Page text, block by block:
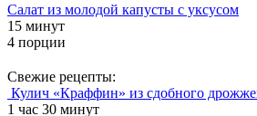
Салат из молодой капусты с уксусом
15 минут
4 порции
Свежие рецепты:
Кулич «Краффин» из сдобного
1 час 30 минут